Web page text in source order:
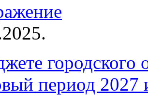
городского
период 2027